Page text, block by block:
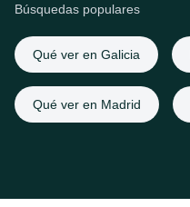
Búsquedas populares
Qué ver en Galicia
Qué ver en Madrid